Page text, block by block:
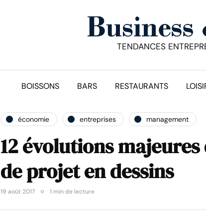
TENDANCES
BOISSONS BARS RESTAURANTS
économie entreprises management
12 évolutions
de projet en dessins
19 août 2017 1 min de lecture